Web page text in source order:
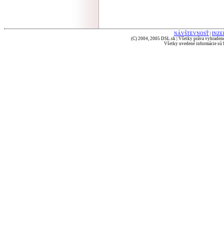
NÁVŠTEVNOSŤ
(C) 2004, 2005 DSL.sk | Všetky práva
Všetky uvedené informácie sú